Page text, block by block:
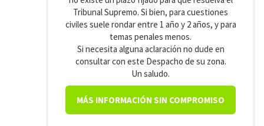
Tribunal Supremo. Si bien, para cuestiones
civiles suele rondar entre 1 año y 2 años, y para
temas penales menos.
Si necesita alguna aclaración no dude en
consultar con este Despacho de su zona.
Un saludo.
MÁS INFORMACIÓN SIN COMPROMISO